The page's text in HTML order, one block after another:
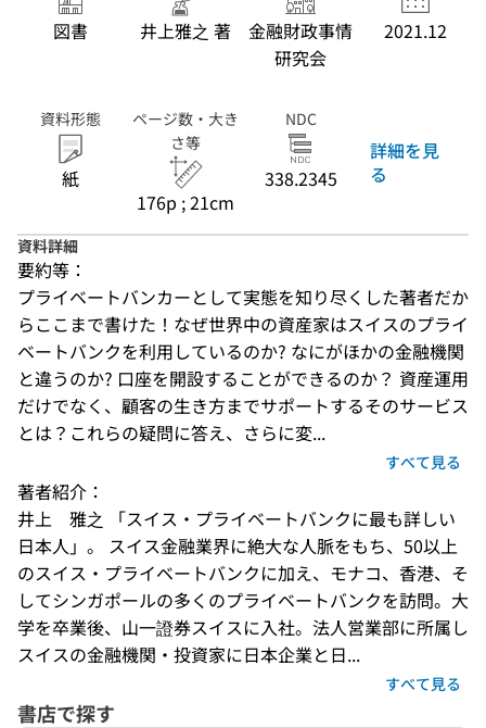
図書 井上雅之 著
金融財政事情
研究会
2021.12
資料形態
紙
ページ数・大き
さ等
176p ; 21cm
NDC
338.2345
詳細を見
る
資料詳細
要約等：
プライベートバンカーとして実態を知り尽くした著者だか
らここまで書けた！なぜ世界中の資産家はスイスのプライ
ベートバンクを利用しているのか? なにがほかの金融機関
と違うのか? 口座を開設することができるのか？ 資産運用
だけでなく、顧客の生き方までサポートするそのサービス
とは？これらの疑問に答え、さらに変...
すべて見る
著者紹介：
井上　雅之 「スイス・プライベートバンクに最も詳しい
日本人」。 スイス金融業界に絶大な人脈をもち、50以上
のスイス・プライベートバンクに加え、モナコ、香港、そ
してシンガポールの多くのプライベートバンクを訪問。大
学を卒業後、山一證券スイスに入社。法人営業部に所属し
スイスの金融機関・投資家に日本企業と日...
すべて見る
書店で探す